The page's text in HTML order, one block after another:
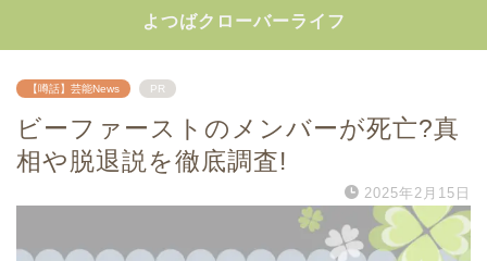
よつばクローバーライフ
【噂話】芸能News PR
ビーファーストのメンバーが死亡?真
相や脱退説を徹底調査!
2025年2月15日